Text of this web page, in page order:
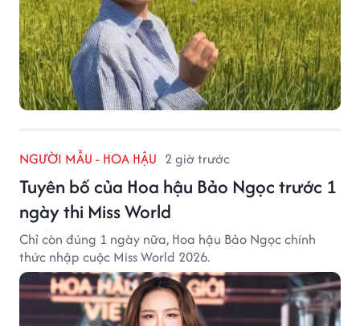
NGƯỜI MẪU - HOA HẬU 2 giờ trước
Tuyên bố của Hoa hậu Bảo Ngọc trước 1
ngày thi Miss World
Chỉ còn đúng 1 ngày nữa, Hoa hậu Bảo Ngọc chính
thức nhập cuộc Miss World 2026.